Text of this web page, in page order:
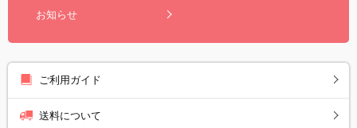
お知らせ
ご利用ガイド
送料について